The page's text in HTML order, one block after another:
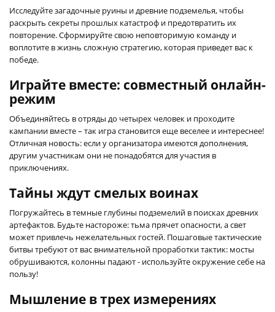
Исследуйте загадочные руины и древние подземелья, чтобы
раскрыть секреты прошлых катастроф и предотвратить их
повторение. Сформируйте свою неповторимую команду и
воплотите в жизнь сложную стратегию, которая приведет вас к
победе.
Играйте вместе: совместный онлайн-
режим
Объединяйтесь в отряды до четырех человек и проходите
кампании вместе – так игра становится еще веселее и интереснее!
Отличная новость: если у организатора имеются дополнения,
другим участникам они не понадобятся для участия в
приключениях.
Тайны ждут смелых воинах
Погружайтесь в темные глубины подземелий в поисках древних
артефактов. Будьте настороже: тьма прячет опасности, а свет
может привлечь нежелательных гостей. Пошаговые тактические
битвы требуют от вас внимательной проработки тактик: мосты
обрушиваются, колонны падают - используйте окружение себе на
пользу!
Мышление в трех измерениях